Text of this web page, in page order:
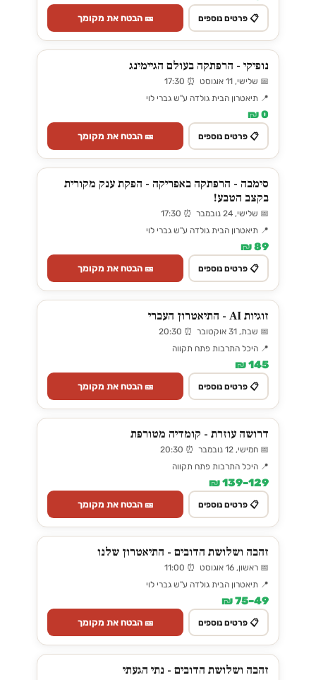
📋 פרטים נוספים 🎫 הבטח את מקומך
נופיקי - הרפתקה בעולם הגיימינג
📅 שלישי, 11 אוגוסט ⏰ 17:30
📍 תיאטרון הבית גולדה ע"ש גברי לוי
0 ₪
📋 פרטים נוספים 🎫 הבטח את מקומך
סימבה - הרפתקה באפריקה - הפקת ענק מקורית
בקצב הטבע!
📅 שלישי, 24 נובמבר ⏰ 17:30
📍 תיאטרון הבית גולדה ע"ש גברי לוי
89 ₪
📋 פרטים נוספים 🎫 הבטח את מקומך
זוגיות AI - התיאטרון העברי
📅 שבת, 31 אוקטובר ⏰ 20:30
📍 היכל התרבות פתח תקווה
145 ₪
📋 פרטים נוספים 🎫 הבטח את מקומך
דרושה עוזרת - קומדיה מטורפת
📅 חמישי, 12 נובמבר ⏰ 20:30
📍 היכל התרבות פתח תקווה
129–139 ₪
📋 פרטים נוספים 🎫 הבטח את מקומך
זהבה ושלושת הדובים - התיאטרון שלנו
📅 ראשון, 16 אוגוסט ⏰ 11:00
📍 תיאטרון הבית גולדה ע"ש גברי לוי
49–75 ₪
📋 פרטים נוספים 🎫 הבטח את מקומך
זהבה ושלושת הדובים - נתי הגעתי